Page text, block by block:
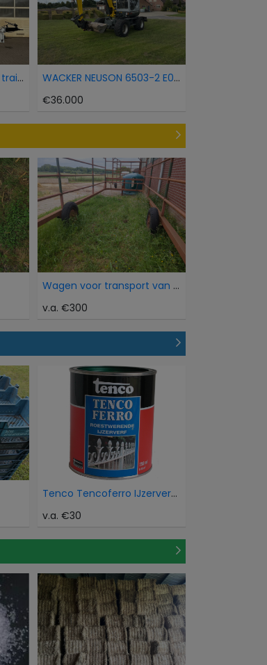
Oprijwagen equipment trailer
WACKER NEUSON 6503-2 E05-07
€36.000
Wagen voor transport van dieren
v.a. €300
Tenco Tencoferro IJzerverf Aluminium
v.a. €30